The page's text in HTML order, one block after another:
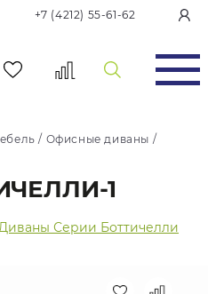
+7 (4212) 55-61-62
/ Офисные диваны /
1
Серии Боттичелли